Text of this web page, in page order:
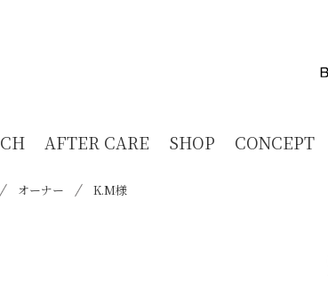
AFTER CARE SHOP CONCEPT
オーナー K.M様